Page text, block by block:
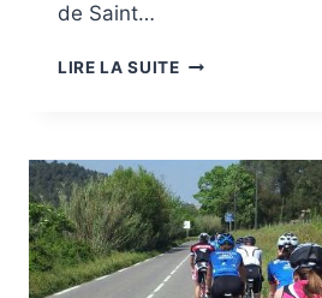
de Saint…
LIRE LA SUITEMON
!